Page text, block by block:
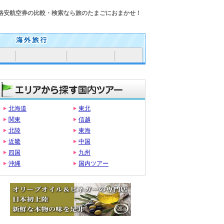
安航空券の比較・検索なら旅のたまごにおまかせ！
北海道
東北
関東
信越
北陸
東海
近畿
中国
四国
九州
沖縄
国内ツアー